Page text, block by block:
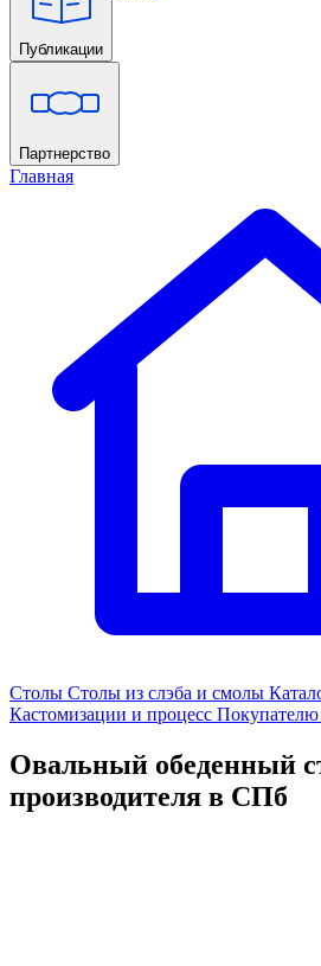
Публикации
Главная
Партнерство
Главная
Столы Столы из слэба и смолы
Кастомизации и процесс Покупателю
Овальный обеденный
производителя в СПб